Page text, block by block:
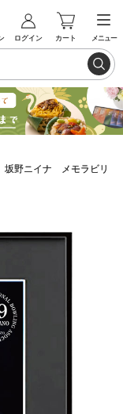
ログイン カート メニュー
坂野ニイナ メモラビリ